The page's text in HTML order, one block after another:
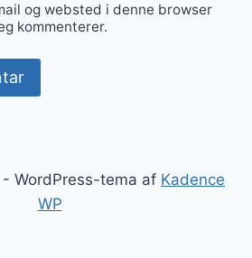
og websted i denne browser
kommenterer.
WordPress-tema af Kadence
WP